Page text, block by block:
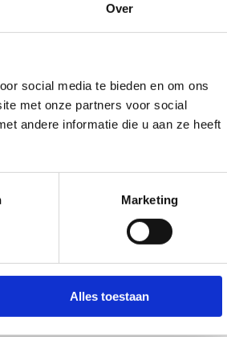
Over
social media te bieden en om ons
met onze partners voor social
andere informatie die u aan ze heeft
Marketing
Alles toestaan